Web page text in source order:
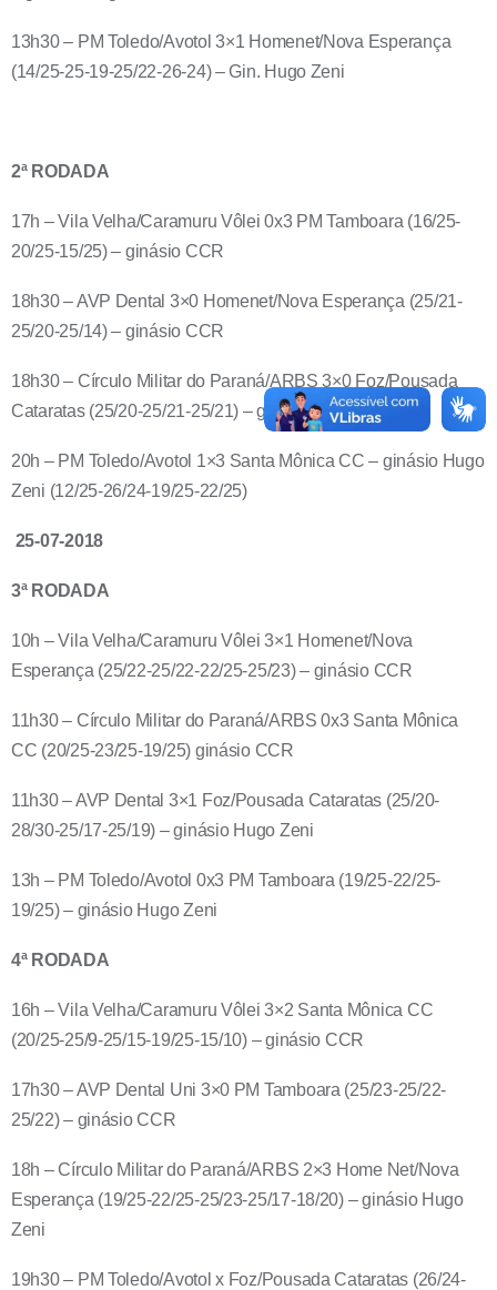
13h30 – PM Toledo/Avotol 3×1 Homenet/Nova Esperança
(14/25-25-19-25/22-26-24) – Gin. Hugo Zeni
2ª RODADA
17h – Vila Velha/Caramuru Vôlei 0x3 PM Tamboara (16/25-
20/25-15/25) – ginásio CCR
18h30 – AVP Dental 3×0 Homenet/Nova Esperança (25/21-
25/20-25/14) – ginásio CCR
18h30 – Círculo Militar do Paraná/ARBS 3×0 Foz/Pousada
Cataratas (25/20-25/21-25/21) – ginásio CCR
20h – PM Toledo/Avotol 1×3 Santa Mônica CC – ginásio Hugo
Zeni (12/25-26/24-19/25-22/25)
25-07-2018
3ª RODADA
10h – Vila Velha/Caramuru Vôlei 3×1 Homenet/Nova
Esperança (25/22-25/22-22/25-25/23) – ginásio CCR
11h30 – Círculo Militar do Paraná/ARBS 0x3 Santa Mônica
CC (20/25-23/25-19/25) ginásio CCR
11h30 – AVP Dental 3×1 Foz/Pousada Cataratas (25/20-
28/30-25/17-25/19) – ginásio Hugo Zeni
13h – PM Toledo/Avotol 0x3 PM Tamboara (19/25-22/25-
19/25) – ginásio Hugo Zeni
4ª RODADA
16h – Vila Velha/Caramuru Vôlei 3×2 Santa Mônica CC
(20/25-25/9-25/15-19/25-15/10) – ginásio CCR
17h30 – AVP Dental Uni 3×0 PM Tamboara (25/23-25/22-
25/22) – ginásio CCR
18h – Círculo Militar do Paraná/ARBS 2×3 Home Net/Nova
Esperança (19/25-22/25-25/23-25/17-18/20) – ginásio Hugo
Zeni
19h30 – PM Toledo/Avotol x Foz/Pousada Cataratas (26/24-